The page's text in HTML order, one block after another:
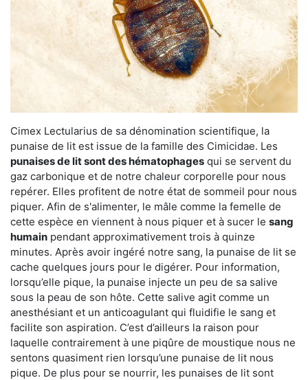
Cimex Lectularius de sa dénomination scientifique, la
punaise de lit est issue de la famille des Cimicidae. Les
punaises de lit sont des hématophages qui se servent du
gaz carbonique et de notre chaleur corporelle pour nous
repérer. Elles profitent de notre état de sommeil pour nous
piquer. Afin de s'alimenter, le mâle comme la femelle de
cette espèce en viennent à nous piquer et à sucer le sang
humain pendant approximativement trois à quinze
minutes. Après avoir ingéré notre sang, la punaise de lit se
cache quelques jours pour le digérer. Pour information,
lorsqu’elle pique, la punaise injecte un peu de sa salive
sous la peau de son hôte. Cette salive agit comme un
anesthésiant et un anticoagulant qui fluidifie le sang et
facilite son aspiration. C’est d’ailleurs la raison pour
laquelle contrairement à une piqûre de moustique nous ne
sentons quasiment rien lorsqu’une punaise de lit nous
pique. De plus pour se nourrir, les punaises de lit sont